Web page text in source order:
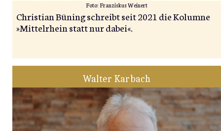
Foto: Franziskus Weinert
Christian Büning schreibt seit 2021 die Kolumne
»Mittelrhein statt nur dabei«.
Walter Karbach